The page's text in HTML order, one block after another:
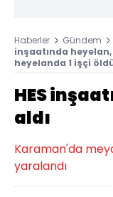
Haberler Gündem
inşaatında
heyelanda 1 işçi
HES
aldı
Karaman'da
yaralandı